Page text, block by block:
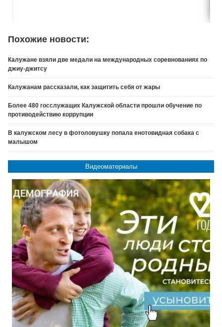
Похожие новости:
Калужане взяли две медали на международных соревнованиях по
джиу-джитсу
Калужанам рассказали, как защитить себя от жары
Более 480 госслужащих Калужской области прошли обучение по
противодействию коррупции
В калужском лесу в фотоловушку попала енотовидная собака с
малышом
Видеоматериалы